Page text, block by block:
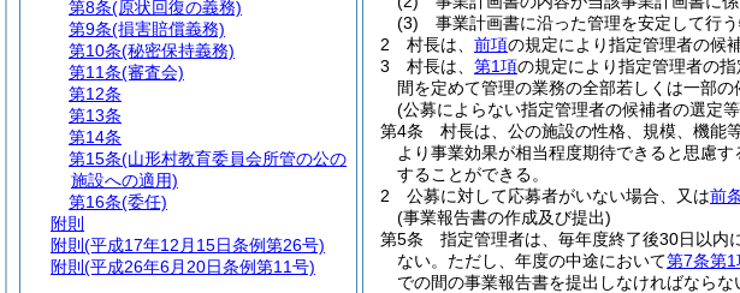
(3)
事業計画書に沿った管理を安定して行
2
村長は、 前項の規定により指定管理者の候
3
村長は、 第1項の規定により指定管理者の
間を定めて管理の業務の全部若しくは一部の
(公募によらない指定管理者の候補者の選定
第4条
村長は、公の施設の性格、規模、機能
より事業効果が相当程度期待できると思慮す
することができる。
2
公募に対して応募者がいない場合、又は前
(事業報告書の作成及び提出)
第5条
指定管理者は、毎年度終了後30日以内
ない。 ただし、年度の中途において第7条第1
での間の事業報告書を提出しなければならな
第8条(原状回復の義務)
第9条(損害賠償義務)
第10条(秘密保持義務)
第11条(審査会)
第12条
第13条
第14条
第15条(山形村教育委員会所管の公の
施設への適用)
第16条(委任)
附則
附則 (平成17年12月15日条例第26号)
附則 (平成26年6月20日条例第11号)